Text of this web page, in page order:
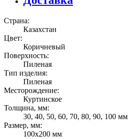
Страна:
Казахстан
Цвет:
Коричневый
Поверхность:
Пиленая
Тип изделия:
Пиленая
Месторождение:
Куртинское
Толщина, мм:
30, 40, 50, 60, 70, 80, 90, 100 мм
Размер, мм:
100х200 мм